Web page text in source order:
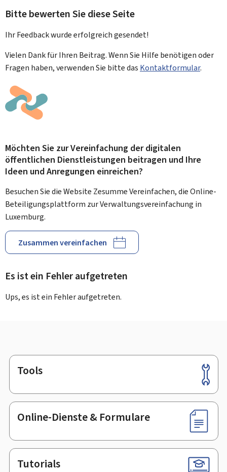
Bitte bewerten Sie diese Seite
Ihr Feedback wurdeerfolgreichgesendet!
Vielen Dank für Ihren Beitrag. Wenn Sie Hilfe benötigen oder
Fragen haben, verwenden Sie bitte das Kontaktformular.
Möchten Sie zur Vereinfachung der digitalen
öffentlichen Dienstleistungen beitragen und Ihre
Ideen und Anregungen einreichen?
Besuchen Sie die Website Zesumme Vereinfachen, die Online-
Beteiligungsplattform zur Verwaltungsvereinfachung in
Luxemburg.
Zusammen vereinfachen
Es ist ein Fehler aufgetreten
Ups, es ist ein Fehler aufgetreten.
Footer
Tools
Online-Dienste & Formulare
Tutorials